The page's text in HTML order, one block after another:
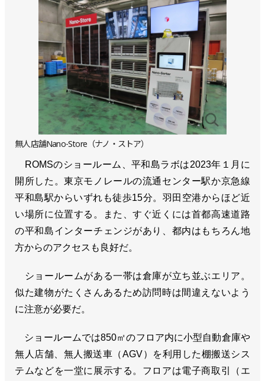
無人店舗Nano-Store（ナノ・ストア）
ROMSのショールーム、平和島ラボは2023年１月に
開所した。東京モノレールの流通センター駅か京急線
平和島駅からいずれも徒歩15分。羽田空港からほど近
い場所に位置する。また、すぐ近くには首都高速道路
の平和島インターチェンジがあり、都内はもちろん地
方からのアクセスも良好だ。
ショールームがある一帯は倉庫が立ち並ぶエリア。
似た建物がたくさんあるため訪問時は間違えないよう
に注意が必要だ。
ショールームでは850㎡のフロア内に小型自動倉庫や
無人店舗、無人搬送車（AGV）を利用した棚搬送シス
テムなどを一堂に展示する。フロアは電子商取引（エ